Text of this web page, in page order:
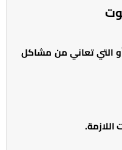
التي تعاني من مشاكل